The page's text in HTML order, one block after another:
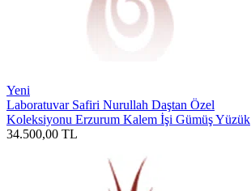
Yeni
Laboratuvar Safiri Nurullah Daştan Özel
Koleksiyonu Erzurum Kalem İşi Gümüş Yüzük
34.500,00 TL